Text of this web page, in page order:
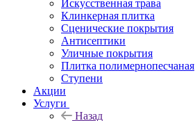
Искусственная трава
Клинкерная плитка
Сценические покрытия
Антисептики
Уличные покрытия
Плитка полимернопесчаная
Ступени
Акции
Услуги
Назад